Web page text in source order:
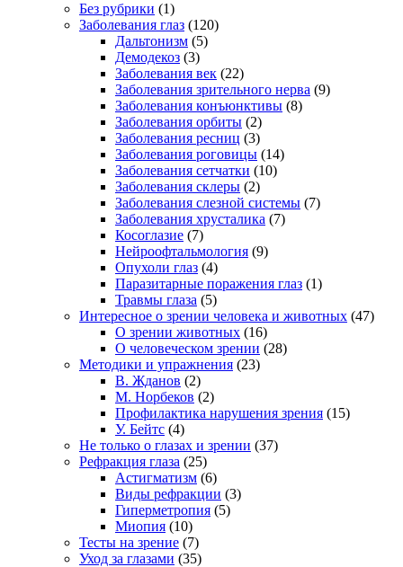
Без рубрики (1)
Заболевания глаз (120)
Дальтонизм (5)
Демодекоз (3)
Заболевания век (22)
Заболевания зрительного нерва (9)
Заболевания конъюнктивы (8)
Заболевания орбиты (2)
Заболевания ресниц (3)
Заболевания роговицы (14)
Заболевания сетчатки (10)
Заболевания склеры (2)
Заболевания слезной системы (7)
Заболевания хрусталика (7)
Косоглазие (7)
Нейроофтальмология (9)
Опухоли глаз (4)
Паразитарные поражения глаз (1)
Травмы глаза (5)
Интересное о зрении человека и животных (47)
О зрении животных (16)
О человеческом зрении (28)
Методики и упражнения (23)
В. Жданов (2)
М. Норбеков (2)
Профилактика нарушения зрения (15)
У. Бейтс (4)
Не только о глазах и зрении (37)
Рефракция глаза (25)
Астигматизм (6)
Виды рефракции (3)
Гиперметропия (5)
Миопия (10)
Тесты на зрение (7)
Уход за глазами (35)